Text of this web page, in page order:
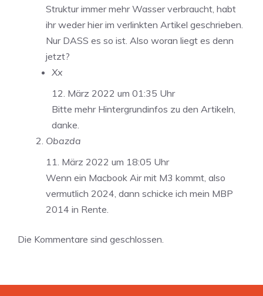
Struktur immer mehr Wasser verbraucht, habt
ihr weder hier im verlinkten Artikel geschrieben.
Nur DASS es so ist. Also woran liegt es denn
jetzt?
Xx
12. März 2022 um 01:35 Uhr
Bitte mehr Hintergrundinfos zu den Artikeln,
danke.
Obazda
11. März 2022 um 18:05 Uhr
Wenn ein Macbook Air mit M3 kommt, also
vermutlich 2024, dann schicke ich mein MBP
2014 in Rente.
Die Kommentare sind geschlossen.